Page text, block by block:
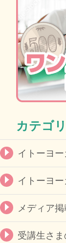
カテゴ
イトーヨ
イトーヨ
メディア掲
受講生さま